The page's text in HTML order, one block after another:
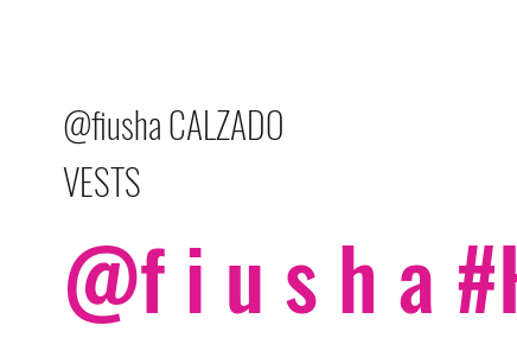
@fiusha CALZADO
VESTS
@f i u s h a